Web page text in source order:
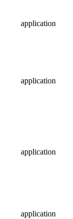
application
application
application
application